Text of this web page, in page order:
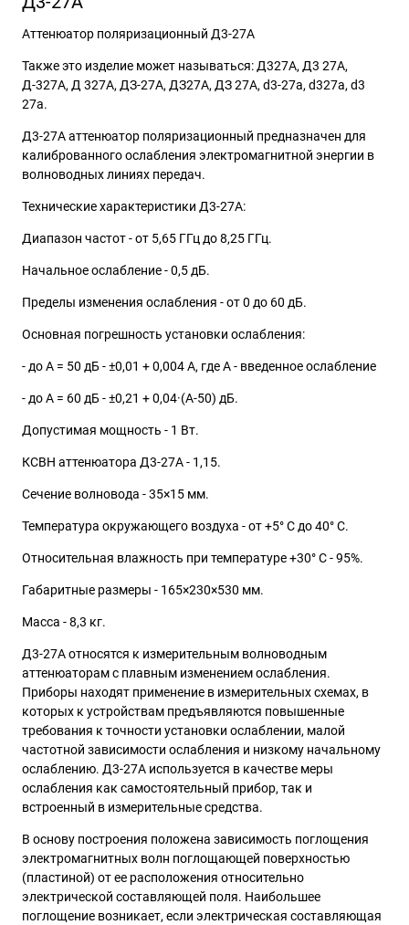
Аттенюатор поляризационный Д3-27А
Также это изделие может называться: Д327А, Д3 27А,
Д-327А, Д 327А, ДЗ-27А, ДЗ27А, ДЗ 27А, d3-27a, d327a, d3
27a.
Д3-27А аттенюатор поляризационный предназначен для
калиброванного ослабления электромагнитной энергии в
волноводных линиях передач.
Технические характеристики Д3-27А:
Диапазон частот - от 5,65 ГГц до 8,25 ГГц.
Начальное ослабление - 0,5 дБ.
Пределы изменения ослабления - от 0 до 60 дБ.
Основная погрешность установки ослабления:
- до А = 50 дБ - ±0,01 + 0,004 А, где А - введенное ослабление
- до А = 60 дБ - ±0,21 + 0,04·(А-50) дБ.
Допустимая мощность - 1 Вт.
КСВН аттенюатора Д3-27А - 1,15.
Сечение волновода - 35×15 мм.
Температура окружающего воздуха - от +5° С до 40° С.
Относительная влажность при температуре +30° С - 95%.
Габаритные размеры - 165×230×530 мм.
Масса - 8,3 кг.
Д3-27А относятся к измерительным волноводным
аттенюаторам с плавным изменением ослабления.
Приборы находят применение в измерительных схемах, в
которых к устройствам предъявляются повышенные
требования к точности установки ослаблении, малой
частотной зависимости ослабления и низкому начальному
ослаблению. Д3-27А используется в качестве меры
ослабления как самостоятельный прибор, так и
встроенный в измерительные средства.
В основу построения положена зависимость поглощения
электромагнитных волн поглощающей поверхностью
(пластиной) от ее расположения относительно
электрической составляющей поля. Наибольшее
поглощение возникает, если электрическая составляющая